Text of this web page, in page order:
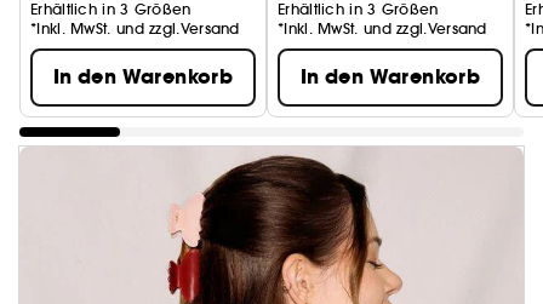
Erhältlich in 3 Größen
*Inkl. MwSt. und zzgl.Versand
In den Warenkorb
Erhältlich in 3 Größen
*Inkl. MwSt. und zzgl.Versand
In den Warenkorb